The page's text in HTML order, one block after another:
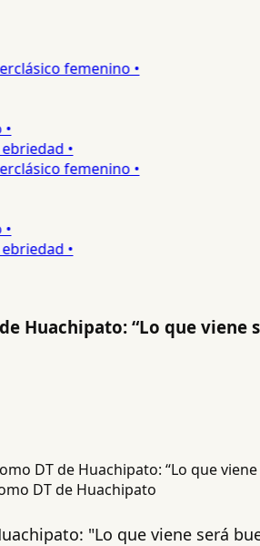
femenino •
•
femenino •
•
Huachipato: “Lo que viene
DT de Huachipato
"Lo que viene será